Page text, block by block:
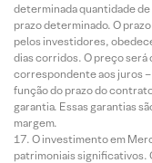
determinada quantidade de
prazo determinado. O
pelos investidores,
dias corridos. O preço será
correspondente aos juros
função do prazo do
garantia. Essas garantias
margem.
O investimento em
patrimoniais significativos.